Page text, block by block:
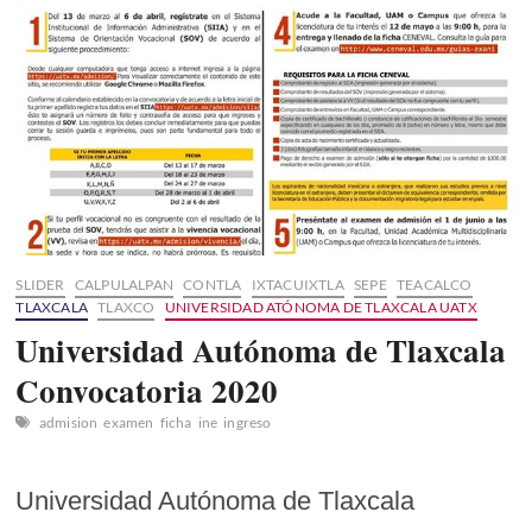
SLIDER CALPULALPAN CONTLA IXTACUIXTLA SEPE TEACALCO
TLAXCALA TLAXCO UNIVERSIDAD ATÓNOMA DE TLAXCALA UATX
Universidad Autónoma de Tlaxcala
Convocatoria 2020
admision examen ficha ine ingreso
Universidad Autónoma de Tlaxcala